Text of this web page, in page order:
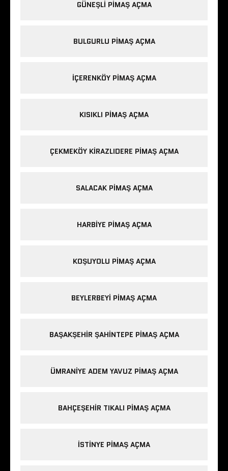
GÜNEŞLI PIMAŞ AÇMA
BULGURLU PIMAŞ AÇMA
IÇERENKÖY PIMAŞ AÇMA
KISIKLI PIMAŞ AÇMA
ÇEKMEKÖY KIRAZLIDERE PIMAŞ AÇMA
SALACAK PIMAŞ AÇMA
HARBIYE PIMAŞ AÇMA
KOŞUYOLU PIMAŞ AÇMA
BEYLERBEYI PIMAŞ AÇMA
BAŞAKŞEHIR ŞAHINTEPE PIMAŞ AÇMA
ÜMRANIYE ADEM YAVUZ PIMAŞ AÇMA
BAHÇEŞEHIR TIKALI PIMAŞ AÇMA
ISTINYE PIMAŞ AÇMA